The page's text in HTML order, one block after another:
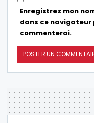
Enregistrez mon
dans ce navigateur
commenterai.